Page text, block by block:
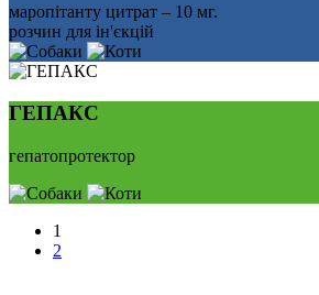
маропітанту цитрат – 10 мг.
розчин для ін'єкцій
ГЕПАКС
гепатопротектор
1
2